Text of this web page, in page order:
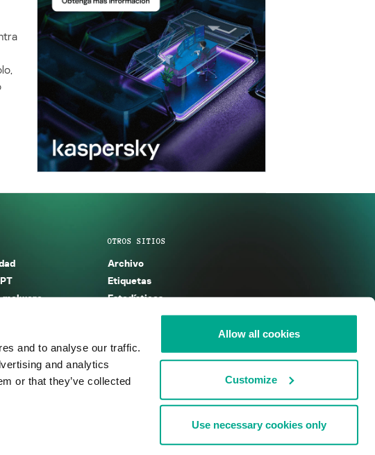
and to analyse our traffic.
and analytics
or that they’ve collected
Allow all cookies
Customize
Use necessary cookies only
malware
y phishing
OTROS SITIOS
Archivo
Etiquetas
Estadísticas
Enciclopedia
KSB 2025
Acuerdo de licencia Cookies